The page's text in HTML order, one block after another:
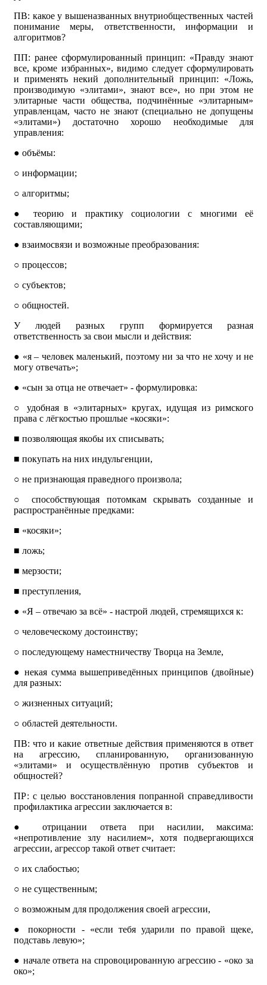
ПВ: какое у вышеназванных внутриобщественных частей
понимание меры, ответственности, информации и
алгоритмов?
ПП: ранее сформулированный принцип: «Правду знают
все, кроме избранных», видимо следует сформулировать
и применять некий дополнительный принцип: «Ложь,
производимую «элитами», знают все», но при этом не
элитарные части общества, подчинённые «элитарным»
управленцам, часто не знают (специально не допущены
«элитами») достаточно хорошо необходимые для
управления:
● объёмы:
○ информации;
○ алгоритмы;
●
теорию и практику социологии с многими её
составляющими;
● взаимосвязи и возможные преобразования:
○ процессов;
○ субъектов;
○ общностей.
У людей разных групп формируется разная
ответственность за свои мысли и действия:
● «я – человек маленький, поэтому ни за что не хочу и не
могу отвечать»;
● «сын за отца не отвечает» - формулировка:
○
удобная в «элитарных» кругах, идущая из римского
права с лёгкостью прошлые «косяки»:
■ позволяющая якобы их списывать;
■ покупать на них индульгенции,
○ не признающая праведного произвола;
○
способствующая потомкам скрывать созданные и
распространённые предками:
■ «косяки»;
■ ложь;
■ мерзости;
■ преступления,
● «Я – отвечаю за всё» - настрой людей, стремящихся к:
○ человеческому достоинству;
○ последующему наместничеству Творца на Земле,
● некая сумма вышеприведённых принципов (двойные)
для разных:
○ жизненных ситуаций;
○ областей деятельности.
ПВ: что и какие ответные действия применяются в ответ
на агрессию, спланированную, организованную
«элитами» и осуществлённую против субъектов и
общностей?
ПР: с целью восстановления попранной справедливости
профилактика агрессии заключается в:
●
отрицании ответа при насилии, максима:
«непротивление злу насилием», хотя подвергающихся
агрессии, агрессор такой ответ считает:
○ их слабостью;
○ не существенным;
○ возможным для продолжения своей агрессии,
●
покорности - «если тебя ударили по правой щеке,
подставь левую»;
● начале ответа на спровоцированную агрессию - «око за
око»;